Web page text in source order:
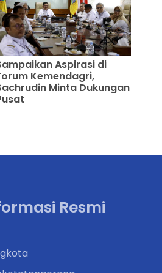
Aspirasi di
Kemendagri,
Minta Dukungan
Resmi